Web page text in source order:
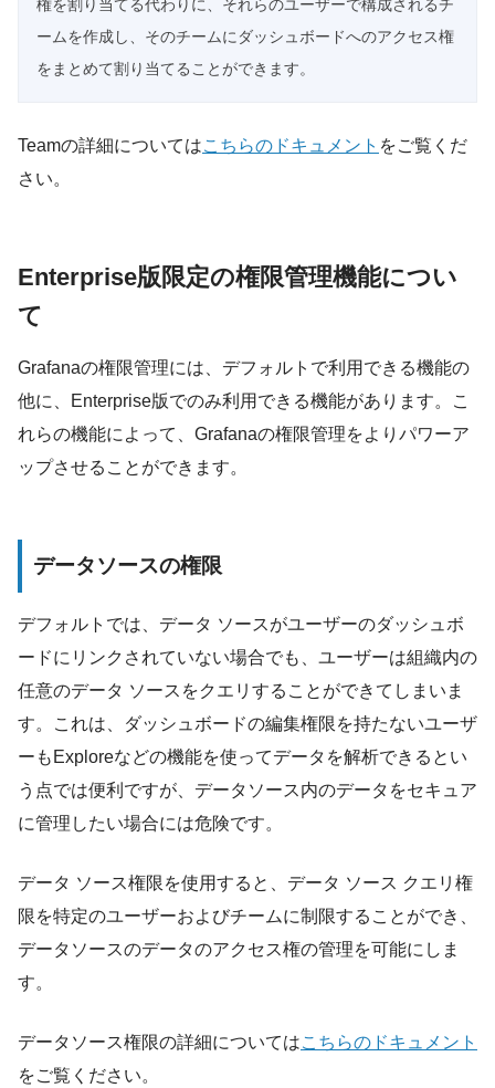
権を割り当てる代わりに、それらのユーザーで構成されるチ
ームを作成し、そのチームにダッシュボードへのアクセス権
Teamの詳細についてはこちらのドキュメント をご覧くだ
さい。
Enterprise版限定の権限管理機能につい
て
Grafanaの権限管理には、デフォルトで利用できる機能の
他に、Enterprise版でのみ利用できる機能があります。こ
れらの機能によって、Grafanaの権限管理をよりパワーア
ップさせることができます。
データソースの権限
デフォルトでは、データ ソースがユーザーのダッシュボ
ードにリンクされていない場合でも、ユーザーは組織内の
任意のデータ ソースをクエリすることができてしまいま
す。これは、ダッシュボードの編集権限を持たないユーザ
ーもExploreなどの機能を使ってデータを解析できるとい
う点では便利ですが、データソース内のデータをセキュア
に管理したい場合には危険です。
データ ソース権限を使用すると、データ ソース クエリ権
限を特定のユーザーおよびチームに制限することができ、
データソースのデータのアクセス権の管理を可能にしま
す。
データソース権限の詳細についてはこちらのドキュメント
をご覧ください。